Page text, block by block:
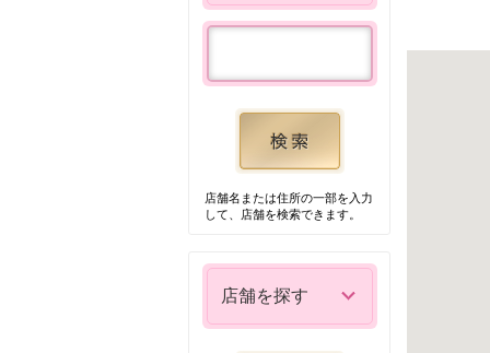
店舗名または住所の一部を入力
して、店舗を検索できます。
店舗を探す